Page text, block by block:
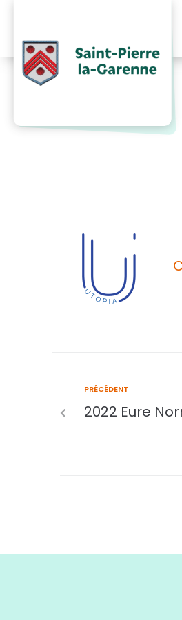
2023
PRÉCÉDENT
2022 Eure